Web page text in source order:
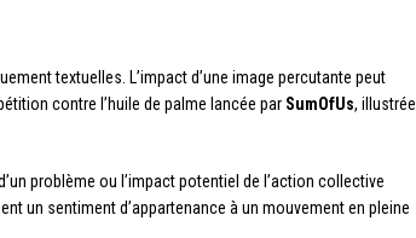
textuelles. L’impact d’une image percutante peut
contre l’huile de palme lancée par SumOfUs, illustrée
problème ou l’impact potentiel de l’action collective
un sentiment d’appartenance à un mouvement en pleine